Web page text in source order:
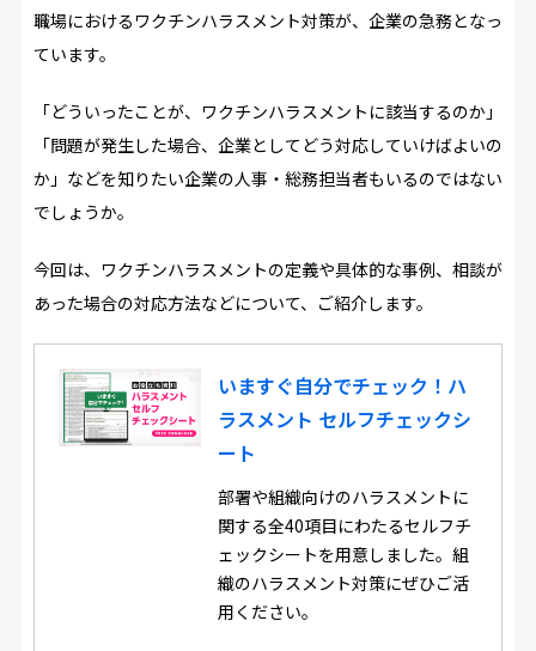
職場におけるワクチンハラスメント対策が、企業の急務となっ
ています。
「どういったことが、ワクチンハラスメントに該当するのか」
「問題が発生した場合、企業としてどう対応していけばよいの
か」などを知りたい企業の人事・総務担当者もいるのではない
でしょうか。
今回は、ワクチンハラスメントの定義や具体的な事例、相談が
あった場合の対応方法などについて、ご紹介します。
いますぐ自分でチェック！ハ
ラスメント セルフチェックシ
ート
部署や組織向けのハラスメントに
関する全40項目にわたるセルフチ
ェックシートを用意しました。組
織のハラスメント対策にぜひご活
用ください。